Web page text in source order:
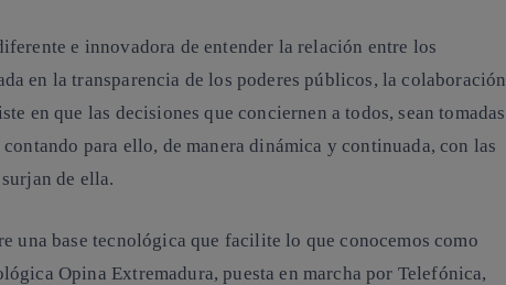
e innovadora de entender la relación entre los
en latransparencia de los poderes públicos, la colaboración
en que las decisiones que conciernen a todos, sean tomadas
para ello, de manera dinámica y continuada, con las
de ella.
una base tecnológica que facilite lo que conocemos como
Opina Extremadura, puesta en marcha por Telefónica,